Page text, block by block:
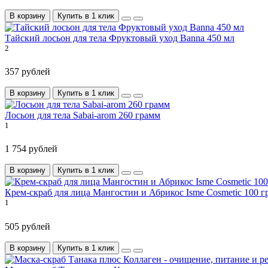
В корзину Купить в 1 клик
Тайский лосьон для тела Фруктовый уход Banna 450 мл
2
357 рублей
В корзину Купить в 1 клик
Лосьон для тела Sabai-arom 260 грамм
1
1 754 рублей
В корзину Купить в 1 клик
Крем-скраб для лица Мангостин и Абрикос Isme Cosmetic 100
1
505 рублей
В корзину Купить в 1 клик